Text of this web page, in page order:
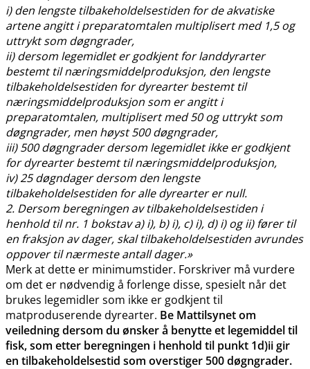
i) den lengste tilbakeholdelsestiden for de akvatiske
artene angitt i preparatomtalen multiplisert med 1,5 og
uttrykt som døgngrader,
ii) dersom legemidlet er godkjent for landdyrarter
bestemt til næringsmiddelproduksjon, den lengste
tilbakeholdelsestiden for dyrearter bestemt til
næringsmiddelproduksjon som er angitt i
preparatomtalen, multiplisert med 50 og uttrykt som
døgngrader, men høyst 500 døgngrader,
iii) 500 døgngrader dersom legemidlet ikke er godkjent
for dyrearter bestemt til næringsmiddelproduksjon,
iv) 25 døgndager dersom den lengste
tilbakeholdelsestiden for alle dyrearter er null.
2. Dersom beregningen av tilbakeholdelsestiden i
henhold til nr. 1 bokstav a) i), b) i), c) i), d) i) og ii) fører til
en fraksjon av dager, skal tilbakeholdelsestiden avrundes
oppover til nærmeste antall dager.»
Merk at dette er minimumstider. Forskriver må vurdere
om det er nødvendig å forlenge disse, spesielt når det
brukes legemidler som ikke er godkjent til
matproduserende dyrearter. Be Mattilsynet om
veiledning dersom du ønsker å benytte et legemiddel til
fisk, som etter beregningen i henhold til punkt 1d)ii gir
en tilbakeholdelsestid som overstiger 500 døgngrader.